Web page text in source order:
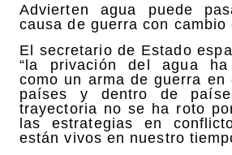
Advierten agua puede
causa de guerra con cambio
El secretario de Estado
“la privación del agua
como un arma de guerra en
países y dentro de
trayectoria no se ha roto
las estrategias en
están vivos en nuestro